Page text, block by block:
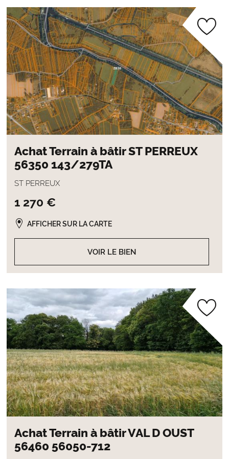
Achat Terrain à bâtir ST PERREUX
56350 143/279TA
ST PERREUX
1 270 €
VOIR LE BIEN
AFFICHER SUR LA CARTE
Achat Terrain à bâtir VAL D OUST
56460 56050-712